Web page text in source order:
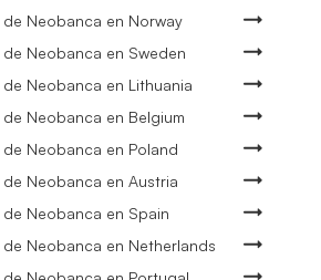
Neobanca en Norway
Neobanca en Sweden
Neobanca en Lithuania
Neobanca en Belgium
Neobanca en Poland
Neobanca en Austria
Neobanca en Spain
Neobanca en Netherlands